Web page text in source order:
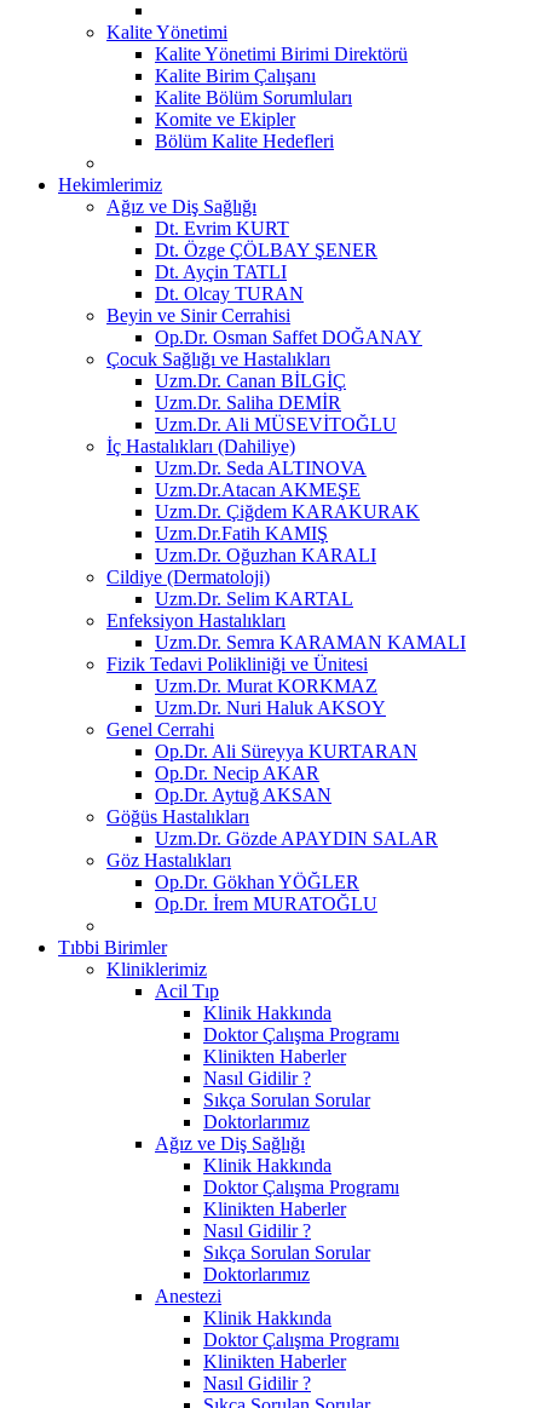
Kalite Yönetimi
Kalite Yönetimi Birimi Direktörü
Kalite Birim Çalışanı
Kalite Bölüm Sorumluları
Komite ve Ekipler
Bölüm Kalite Hedefleri
Hekimlerimiz
Ağız ve Diş Sağlığı
Dt. Evrim KURT
Dt. Özge ÇÖLBAY ŞENER
Dt. Ayçin TATLI
Dt. Olcay TURAN
Beyin ve Sinir Cerrahisi
Op.Dr. Osman Saffet DOĞANAY
Çocuk Sağlığı ve Hastalıkları
Uzm.Dr. Canan BİLGİÇ
Uzm.Dr. Saliha DEMİR
Uzm.Dr. Ali MÜSEVİTOĞLU
İç Hastalıkları (Dahiliye)
Uzm.Dr. Seda ALTINOVA
Uzm.Dr.Atacan AKMEŞE
Uzm.Dr. Çiğdem KARAKURAK
Uzm.Dr.Fatih KAMIŞ
Uzm.Dr. Oğuzhan KARALI
Cildiye (Dermatoloji)
Uzm.Dr. Selim KARTAL
Enfeksiyon Hastalıkları
Uzm.Dr. Semra KARAMAN KAMALI
Fizik Tedavi Polikliniği ve Ünitesi
Uzm.Dr. Murat KORKMAZ
Uzm.Dr. Nuri Haluk AKSOY
Genel Cerrahi
Op.Dr. Ali Süreyya KURTARAN
Op.Dr. Necip AKAR
Op.Dr. Aytuğ AKSAN
Göğüs Hastalıkları
Uzm.Dr. Gözde APAYDIN SALAR
Göz Hastalıkları
Op.Dr. Gökhan YÖĞLER
Op.Dr. İrem MURATOĞLU
Tıbbi Birimler
Kliniklerimiz
Acil Tıp
Klinik Hakkında
Doktor Çalışma Programı
Klinikten Haberler
Nasıl Gidilir ?
Sıkça Sorulan Sorular
Doktorlarımız
Ağız ve Diş Sağlığı
Klinik Hakkında
Doktor Çalışma Programı
Klinikten Haberler
Nasıl Gidilir ?
Sıkça Sorulan Sorular
Doktorlarımız
Anestezi
Klinik Hakkında
Doktor Çalışma Programı
Klinikten Haberler
Nasıl Gidilir ?